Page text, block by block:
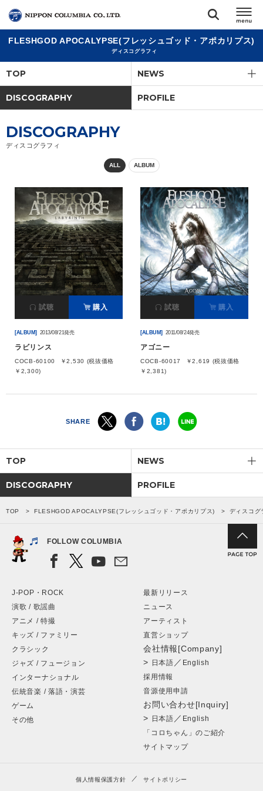
TOP
ジャンル
ランキング
オーディション
直営ショップ
会社情報
お問い合わせ
閉じる
FLESHGOD APOCALYPSE(フレッシュゴッド・アポカリプス)
ディスコグラフィ
TOP NEWS
DISCOGRAPHY PROFILE
DISCOGRAPHY
ディスコグラフィ
ALL ALBUM
試聴 購入
[ALBUM] 2013/08/21発売
ラビリンス
COCB-60100
￥2,530 (税抜価格
￥2,300)
試聴 購入
[ALBUM] 2011/08/24発売
アゴニー
COCB-60017
￥2,619 (税抜価格
￥2,381)
SHARE
TOP NEWS
DISCOGRAPHY PROFILE
TOP FLESHGOD APOCALYPSE(フレッシュゴッド・アポカリプス) ディスコグ
FOLLOW COLUMBIA
J-POP・ROCK
演歌 / 歌謡曲
アニメ / 特撮
キッズ / ファミリー
クラシック
ジャズ / フュージョン
インターナショナル
伝統音楽 / 落語・演芸
ゲーム
その他
最新リリース
ニュース
アーティスト
直営ショップ
会社情報[Company]
> 日本語 ／ English
採用情報
音源使用申請
お問い合わせ[Inquiry]
> 日本語 ／ English
「コロちゃん」のご紹介
サイトマップ
個人情報保護方針 サイトポリシー